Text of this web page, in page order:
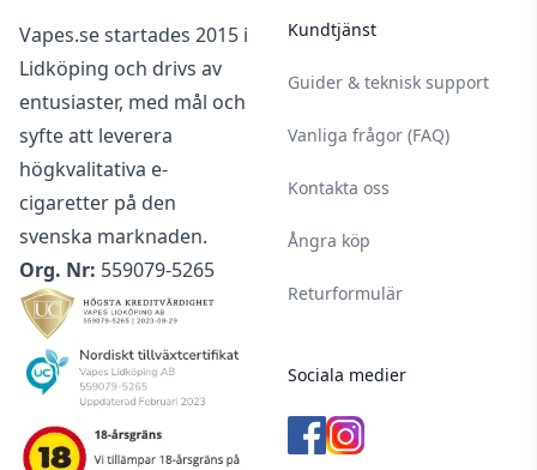
Vapes.se startades 2015 i
Lidköping och drivs av
entusiaster, med mål och
syfte att leverera
högkvalitativa e-
cigaretter på den
svenska marknaden.
Org. Nr: 559079-5265
Kundtjänst
Guider & teknisk support
Vanliga frågor (FAQ)
Kontakta oss
Ångra köp
Returformulär
Sociala medier